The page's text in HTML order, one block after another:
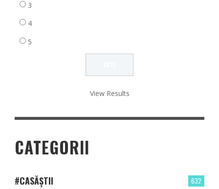
3
4
5
View Results
CATEGORII
632
#CASĂȘTII